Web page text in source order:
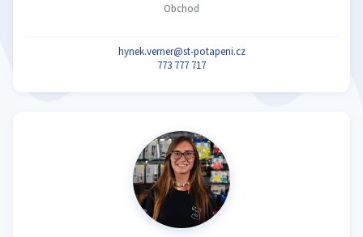
Obchod
hynek.verner@st-potapeni.cz
773 777 717